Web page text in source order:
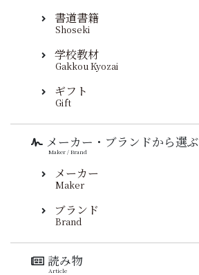
書道書籍
Shoseki
学校教材
Gakkou Kyozai
ギフト
Gift
メーカー・ブランドから選ぶ
Maker / Brand
メーカー
Maker
ブランド
Brand
読み物
Article